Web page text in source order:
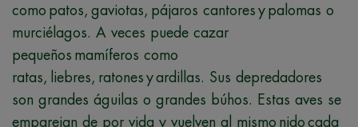
como patos, gaviotas, pájaros cantores y palomas o
murciélagos. A veces puede cazar
pequeños mamíferos como
ratas, liebres, ratones y ardillas. Sus depredadores
son grandes águilas o grandes búhos. Estas aves se
emparejan de por vida y vuelven al mismo nido cada